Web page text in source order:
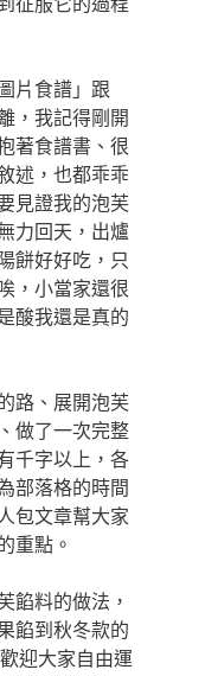
征服它的過程
片食譜」跟
，我記得剛開
著食譜書、很
述，也都乖乖
見證我的泡芙
力回天，出爐
餅好好吃，只
，小當家還很
酸我還是真的
路、展開泡芙
做了一次完整
千字以上，各
部落格的時間
包文章幫大家
重點。
餡料的做法，
餡到秋冬款的
迎大家自由運